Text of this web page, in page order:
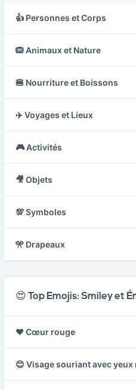
👍 Personnes et Corps
🙉 Animaux et Nature
🍔 Nourriture et Boissons
✈️ Voyages et Lieux
🎮 Activités
🎥 Objets
💯 Symboles
🎌 Drapeaux
😍 Top Emojis: Smiley et
❤️ Cœur rouge
😊 Visage souriant avec yeux